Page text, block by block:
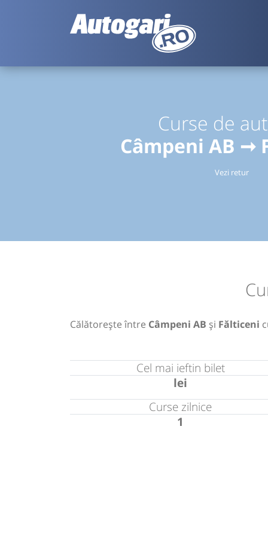
Curse de
Câmpeni AB ➞
Vezi retur
Călătorește între Câmpeni AB și Fălticeni
Cel mai ieftin bilet
lei
Curse zilnice
1